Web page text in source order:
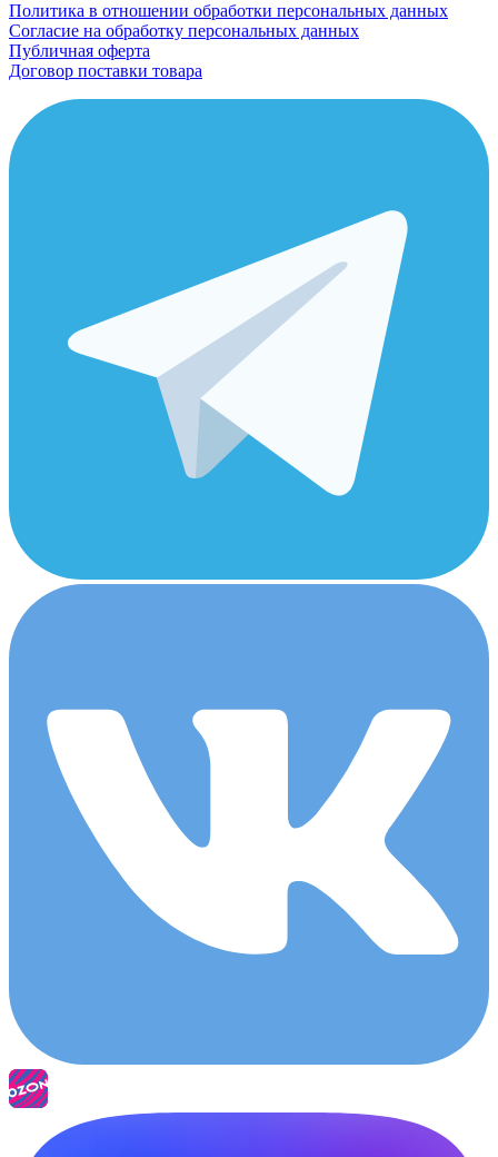
Политика в отношении обработки персональных данных
Согласие на обработку персональных данных
Публичная оферта
Договор поставки товара